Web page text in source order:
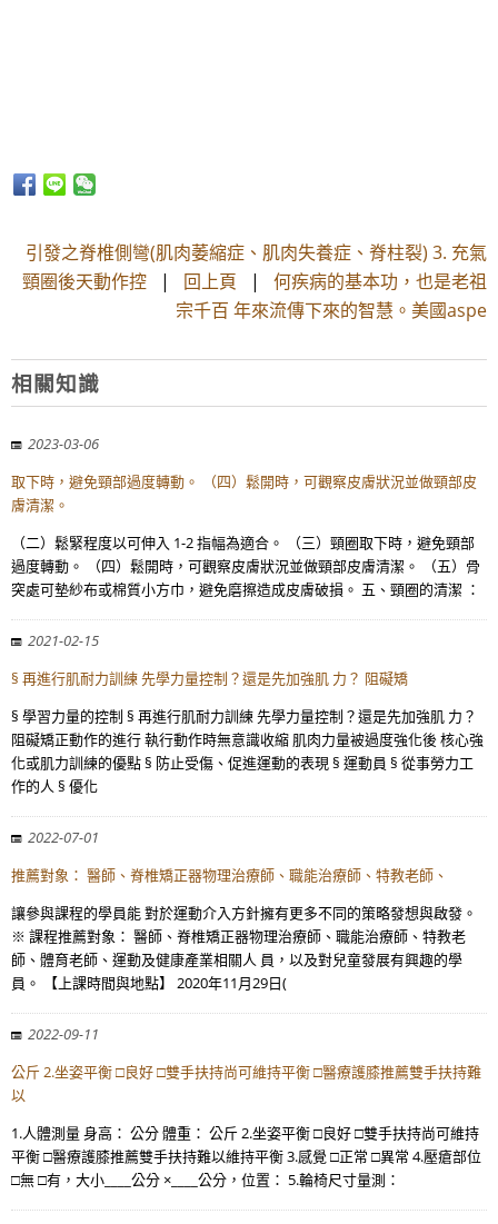
引發之脊椎側彎(肌肉萎縮症、肌肉失養症、脊柱裂) 3. 充氣
頸圈後天動作控 | 回上頁 | 何疾病的基本功，也是老祖
宗千百 年來流傳下來的智慧。美國aspe
相關知識
2023-03-06
取下時，避免頸部過度轉動。 （四）鬆開時，可觀察皮膚狀況並做頸部皮
膚清潔。
（二）鬆緊程度以可伸入 1-2 指幅為適合。 （三）頸圈取下時，避免頸部
過度轉動。 （四）鬆開時，可觀察皮膚狀況並做頸部皮膚清潔。 （五）骨
突處可墊紗布或棉質小方巾，避免磨擦造成皮膚破損。 五、頸圈的清潔 ：
2021-02-15
§ 再進行肌耐力訓練 先學力量控制？還是先加強肌 力？ 阻礙矯
§ 學習力量的控制 § 再進行肌耐力訓練 先學力量控制？還是先加強肌 力？
阻礙矯正動作的進行 執行動作時無意識收縮 肌肉力量被過度強化後 核心強
化或肌力訓練的優點 § 防止受傷、促進運動的表現 § 運動員 § 從事勞力工
作的人 § 優化
2022-07-01
推薦對象： 醫師、脊椎矯正器物理治療師、職能治療師、特教老師、
讓參與課程的學員能 對於運動介入方針擁有更多不同的策略發想與啟發。
※ 課程推薦對象： 醫師、脊椎矯正器物理治療師、職能治療師、特教老
師、體育老師、運動及健康產業相關人 員，以及對兒童發展有興趣的學
員。 【上課時間與地點】 2020年11月29日(
2022-09-11
公斤 2.坐姿平衡 □良好 □雙手扶持尚可維持平衡 □醫療護膝推薦雙手扶持難
以
1.人體測量 身高： 公分 體重： 公斤 2.坐姿平衡 □良好 □雙手扶持尚可維持
平衡 □醫療護膝推薦雙手扶持難以維持平衡 3.感覺 □正常 □異常 4.壓瘡部位
□無 □有，大小____公分 ×____公分，位置： 5.輪椅尺寸量測：